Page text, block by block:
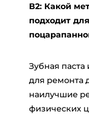
В2: Какой
подходит
Зубная
для ремонта
наилучшие
физических